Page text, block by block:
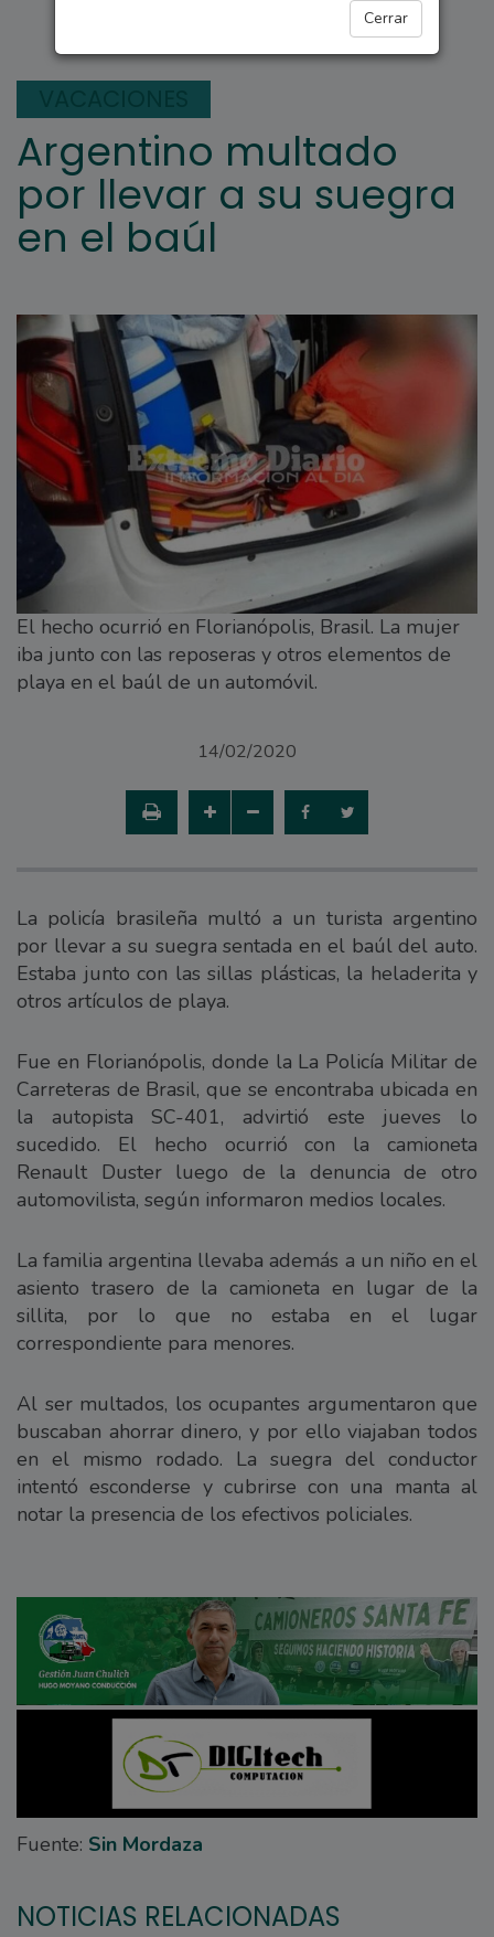
Cerrar
Argentino multado
por llevar a su suegra
en el baúl
El hecho ocurrió en Florianópolis, Brasil. La mujer
iba junto con las reposeras y otros elementos de
playa en el baúl de un automóvil.
14/02/2020
La policía brasileña multó a un turista argentino
por llevar a su suegra sentada en el baúl del auto.
Estaba junto con las sillas plásticas, la heladerita y
otros artículos de playa.
Fue en Florianópolis, donde la La Policía Militar de
Carreteras de Brasil, que se encontraba ubicada en
la autopista SC-401, advirtió este jueves lo
sucedido. El hecho ocurrió con la camioneta
Renault Duster luego de la denuncia de otro
automovilista, según informaron medios locales.
La familia argentina llevaba además a un niño en el
asiento trasero de la camioneta en lugar de la
sillita, por lo que no estaba en el lugar
correspondiente para menores.
Al ser multados, los ocupantes argumentaron que
buscaban ahorrar dinero, y por ello viajaban todos
en el mismo rodado. La suegra del conductor
intentó esconderse y cubrirse con una manta al
notar la presencia de los efectivos policiales.
Fuente: Sin Mordaza
NOTICIAS RELACIONADAS